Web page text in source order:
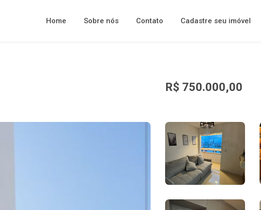
Home Sobre nós Contato Cadastre seu imóvel
R$ 750.000,00